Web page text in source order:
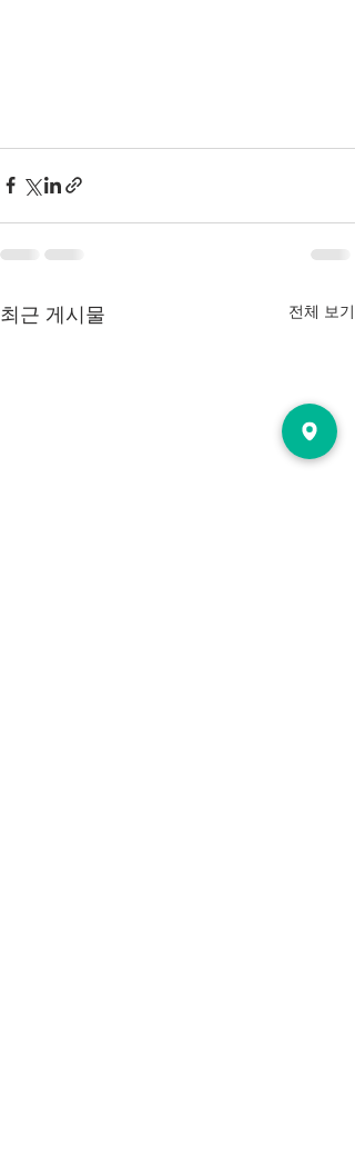
최근 게시물 전체 보기